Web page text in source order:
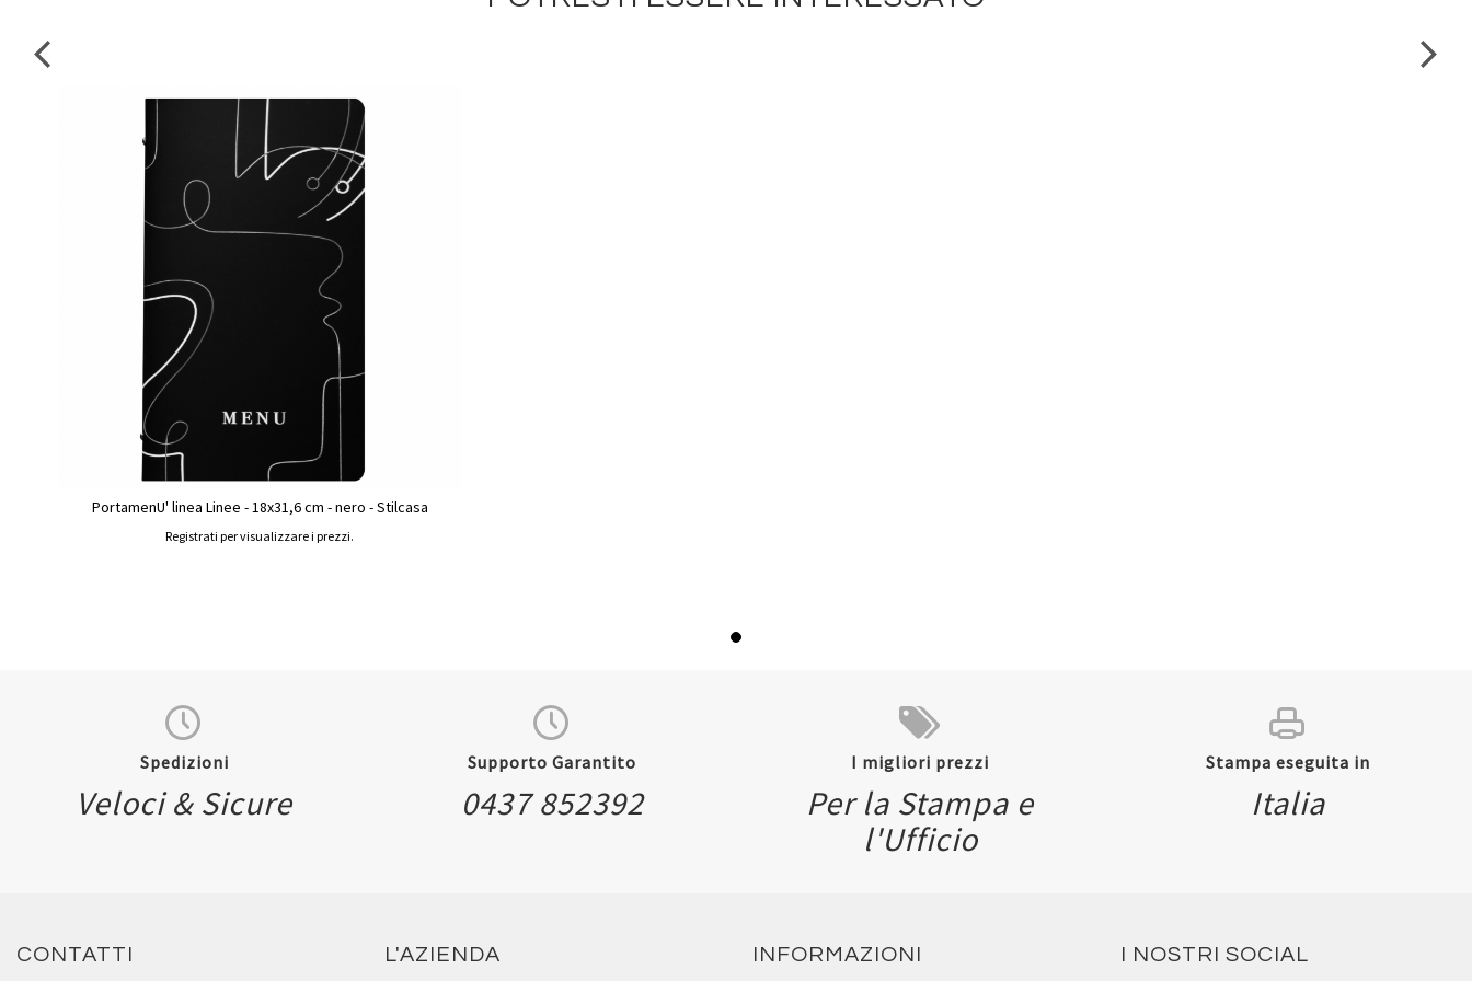
PortamenU' linea Linee - 18x31,6 cm - nero - Stilcasa
Registrati per visualizzare i prezzi.
Spedizioni
Veloci & Sicure
Supporto Garantito
0437 852392
I migliori prezzi
Per la Stampa e
l'Ufficio
Stampa eseguita in
Italia
CONTATTI L'AZIENDA INFORMAZIONI I NOSTRI SOCIAL